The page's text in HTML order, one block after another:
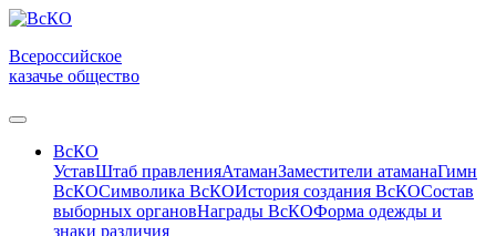
Всероссийское
казачье общество
ВсКО
УставШтаб правленияАтаманЗаместители атаманаГимн
ВсКОСимволика ВсКОИстория создания ВсКОСостав
выборных органовНаграды ВсКОФорма одежды и
знаки различия